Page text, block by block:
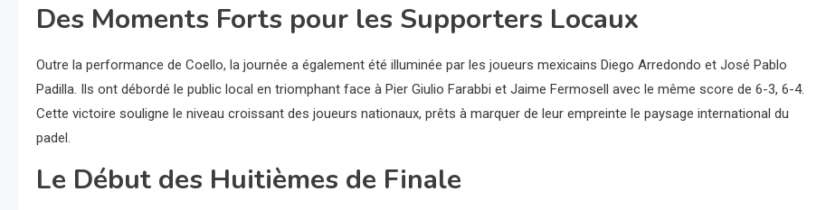
Des Moments Forts pour les Supporters Locaux
Outre la performance de Coello, la journée a également été illuminée par les joueurs mexicains Diego Arredondo et José Pablo
Padilla. Ils ont débordé le public local en triomphant face à Pier Giulio Farabbi et Jaime Fermosell avec le même score de 6-3, 6-4.
Cette victoire souligne le niveau croissant des joueurs nationaux, prêts à marquer de leur empreinte le paysage international du
padel.
Le Début des Huitièmes de Finale